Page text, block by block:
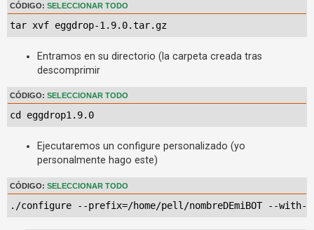
n
r
u
e
T
CÓDIGO: SELECCIONAR TODO
tar xvf eggdrop-1.9.0.tar.gz
Entramos en su directorio (la carpeta creada tras
descomprimir
CÓDIGO: SELECCIONAR TODO
cd eggdrop1.9.0
Ejecutaremos un configure personalizado (yo
personalmente hago este)
CÓDIGO: SELECCIONAR TODO
./configure --prefix=/home/pell/nombreDEmiBOT --with-